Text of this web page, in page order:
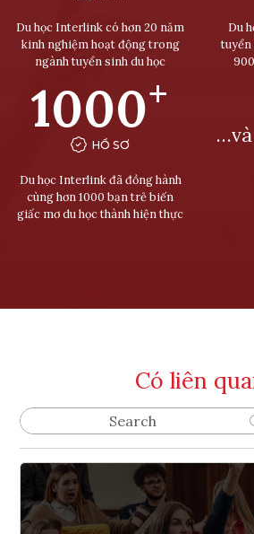
Du học Interlink có hơn 20 năm
kinh nghiệm hoạt động trong
ngành tuyển sinh du học
Du
tuyển
1000+
HỒ SƠ
Du học Interlink đã đồng hành
cùng hơn 1000 bạn trẻ biến
giấc mơ du học thành hiện thực
Có liên